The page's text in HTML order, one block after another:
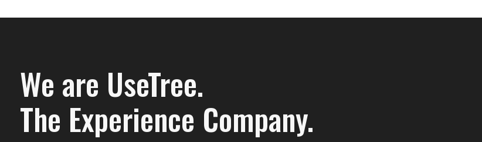
We are UseTree.
The Experience Company.